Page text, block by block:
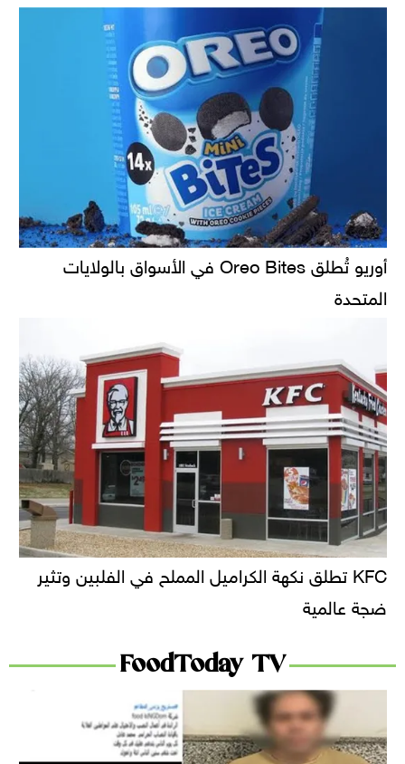
أوريو تُطلق Oreo Bites في الأسواق بالولايات
المتحدة
KFC تطلق نكهة الكراميل المملح في الفلبين وتثير
ضجة عالمية
FoodToday TV